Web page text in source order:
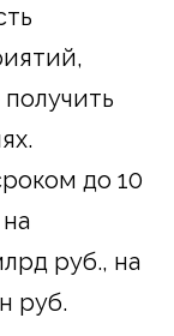
до 10
руб., на
руб.